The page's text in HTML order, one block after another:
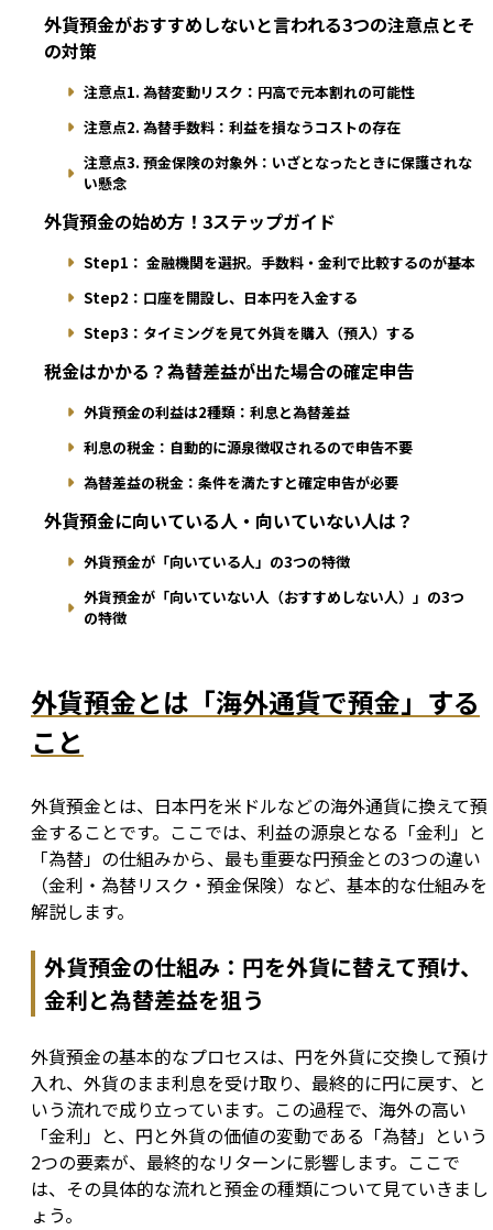
外貨預金がおすすめしないと言われる3つの注意点とそ
の対策
注意点1. 為替変動リスク：円高で元本割れの可能性
注意点2. 為替手数料：利益を損なうコストの存在
注意点3. 預金保険の対象外：いざとなったときに保護されな
い懸念
外貨預金の始め方！3ステップガイド
Step1： 金融機関を選択。手数料・金利で比較するのが基本
Step2：口座を開設し、日本円を入金する
Step3：タイミングを見て外貨を購入（預入）する
税金はかかる？為替差益が出た場合の確定申告
外貨預金の利益は2種類：利息と為替差益
利息の税金：自動的に源泉徴収されるので申告不要
為替差益の税金：条件を満たすと確定申告が必要
外貨預金に向いている人・向いていない人は？
外貨預金が「向いている人」の3つの特徴
外貨預金が「向いていない人（おすすめしない人）」の3つ
の特徴
外貨預金とは「海外通貨で預金」する
こと
外貨預金とは、日本円を米ドルなどの海外通貨に換えて預
金することです。ここでは、利益の源泉となる「金利」と
「為替」の仕組みから、最も重要な円預金との3つの違い
（金利・為替リスク・預金保険）など、基本的な仕組みを
解説します。
外貨預金の仕組み：円を外貨に替えて預け、
金利と為替差益を狙う
外貨預金の基本的なプロセスは、円を外貨に交換して預け
入れ、外貨のまま利息を受け取り、最終的に円に戻す、と
いう流れで成り立っています。この過程で、海外の高い
「金利」と、円と外貨の価値の変動である「為替」という
2つの要素が、最終的なリターンに影響します。ここで
は、その具体的な流れと預金の種類について見ていきまし
ょう。